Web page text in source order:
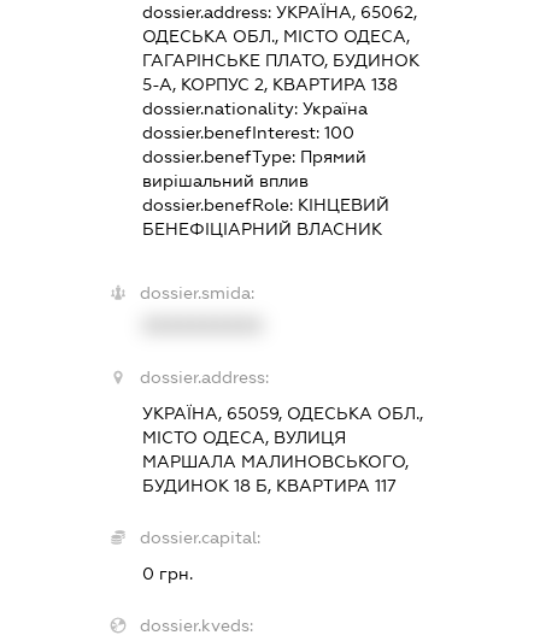
dossier.address: УКРАЇНА, 65062,
ОДЕСЬКА ОБЛ., МІСТО ОДЕСА,
ГАГАРІНСЬКЕ ПЛАТО, БУДИНОК
5-А, КОРПУС 2, КВАРТИРА 138
dossier.nationality: Україна
dossier.benefInterest: 100
dossier.benefType: Прямий
вирішальний вплив
dossier.benefRole: КІНЦЕВИЙ
БЕНЕФІЦІАРНИЙ ВЛАСНИК
dossier.smida:
dossier.address:
УКРАЇНА, 65059, ОДЕСЬКА ОБЛ.,
МІСТО ОДЕСА, ВУЛИЦЯ
МАРШАЛА МАЛИНОВСЬКОГО,
БУДИНОК 18 Б, КВАРТИРА 117
dossier.capital:
0 грн.
dossier.kveds: